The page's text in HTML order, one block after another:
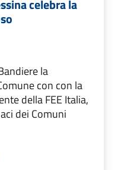
celebra la
la
con con la
della FEE Italia,
dei Comuni